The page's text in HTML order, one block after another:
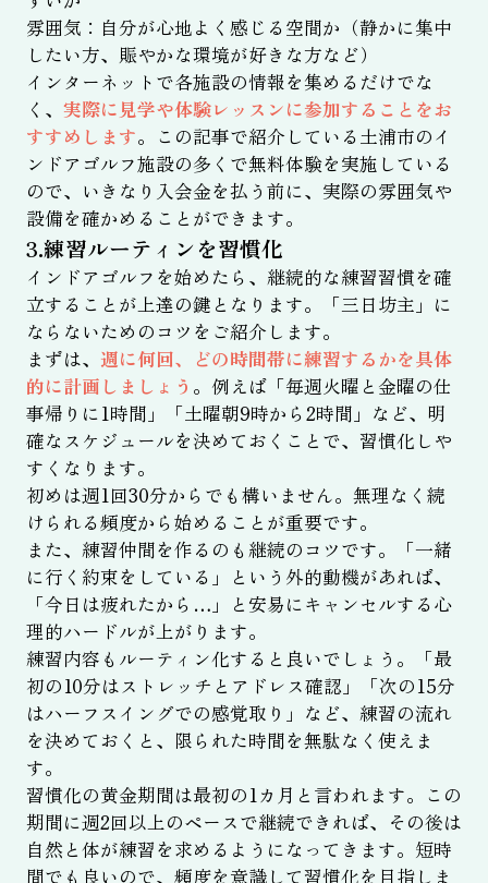
雰囲気：自分が心地よく感じる空間か（静かに集中
したい方、賑やかな環境が好きな方など）
インターネットで各施設の情報を集めるだけでな
く、 実際に見学や体験レッスンに参加することをお
すすめします。この記事で紹介している土浦市のイ
ンドアゴルフ施設の多くで無料体験を実施している
ので、いきなり入会金を払う前に、実際の雰囲気や
設備を確かめることができます。
3.練習ルーティンを習慣化
インドアゴルフを始めたら、継続的な練習習慣を確
立することが上達の鍵となります。「三日坊主」に
ならないためのコツをご紹介します。
まずは、 週に何回、どの時間帯に練習するかを具体
的に計画しましょう 。例えば「毎週火曜と金曜の仕
事帰りに1時間」「土曜朝9時から2時間」など、明
確なスケジュールを決めておくことで、習慣化しや
すくなります。
初めは週1回30分からでも構いません。無理なく続
けられる頻度から始めることが重要です。
また、練習仲間を作るのも継続のコツです。「一緒
に行く約束をしている」という外的動機があれば、
「今日は疲れたから…」と安易にキャンセルする心
理的ハードルが上がります。
練習内容もルーティン化すると良いでしょう。「最
初の10分はストレッチとアドレス確認」「次の15分
はハーフスイングでの感覚取り」など、練習の流れ
を決めておくと、限られた時間を無駄なく使えま
す。
習慣化の黄金期間は最初の1カ月と言われます。この
期間に週2回以上のペースで継続できれば、その後は
自然と体が練習を求めるようになってきます。短時
間でも良いので、頻度を意識して習慣化を目指しま